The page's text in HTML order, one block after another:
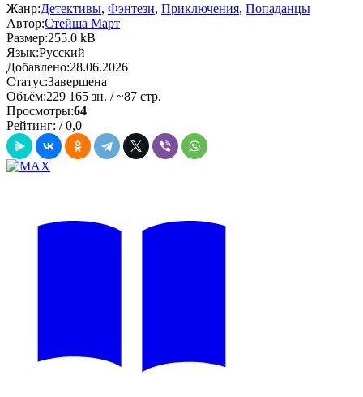
Жанр:Детективы, Фэнтези, Приключения, Попаданцы
Автор:Стейша Март
Размер:255.0 kB
Язык:Русский
Добавлено:28.06.2026
Статус:Завершена
Объём:229 165 зн. / ~87 стр.
Просмотры:64
Рейтинг: / 0,0